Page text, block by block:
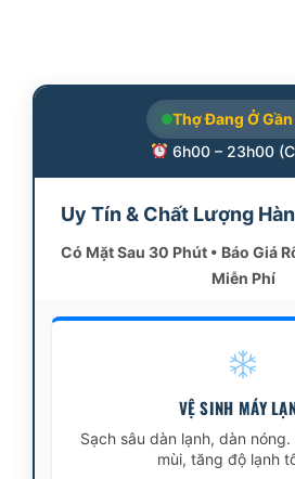
Thợ Đang Ở Gần
6h00 – 23h00
Uy Tín & Chất Lượng
Có Mặt Sau 30 Phút • Báo Giá
Miễn Phí
VỆ SINH MÁY
Sạch sâu dàn lạnh, dàn
mùi, tăng độ lạnh